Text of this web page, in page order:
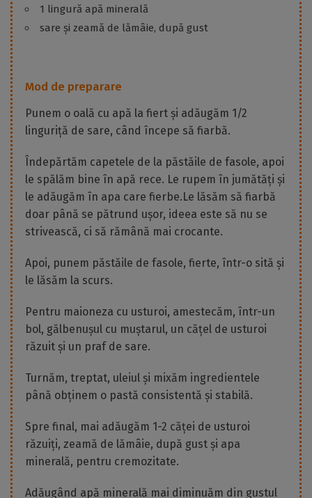
1 lingură apă minerală
sare și zeamă de lămâie, după gust
Mod de preparare
Punem o oală cu apă la fiert și adăugăm 1/2
linguriță de sare, când începe să fiarbă.
Îndepărtăm capetele de la păstăile de fasole, apoi
le spălăm bine în apă rece. Le rupem în jumătăți și
le adăugăm în apa care fierbe.Le lăsăm să fiarbă
doar până se pătrund ușor, ideea este să nu se
strivească, ci să rămână mai crocante.
Apoi, punem păstăile de fasole, fierte, într-o sită și
le lăsăm la scurs.
Pentru maioneza cu usturoi, amestecăm, într-un
bol, gălbenușul cu muștarul, un cățel de usturoi
răzuit și un praf de sare.
Turnăm, treptat, uleiul și mixăm ingredientele
până obținem o pastă consistentă și stabilă.
Spre final, mai adăugăm 1-2 căței de usturoi
răzuiți, zeamă de lămâie, după gust și apa
minerală, pentru cremozitate.
Adăugând apă minerală mai diminuăm din gustul